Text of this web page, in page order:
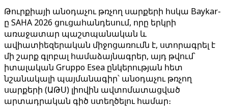
Թուրքիայի անօդաչու թռչող սարքերի հսկա Baykar-
ը SAHA 2026 ցուցահանդեսում, որը երկրի
առաջատար պաշտպանական և
ավիատիեզերական միջոցառումն է, ստորագրել է
մի շարք գլոբալ համաձայնագրեր, այդ թվում՝
իտալական Gruppo Esea ընկերության հետ
նշանակալի պայմանագիր՝ անօդաչու թռչող
սարքերի (ԱԹՍ) լիովին ավտոմատացված
արտադրական գիծ ստեղծելու համար։